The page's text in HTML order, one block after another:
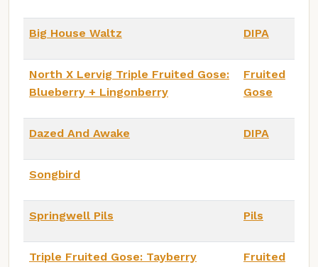
Big House Waltz DIPA
North X Lervig Triple Fruited Gose:
Blueberry + Lingonberry
Fruited
Gose
Dazed And Awake DIPA
Songbird
Springwell Pils Pils
Triple Fruited Gose: Tayberry
Fruited